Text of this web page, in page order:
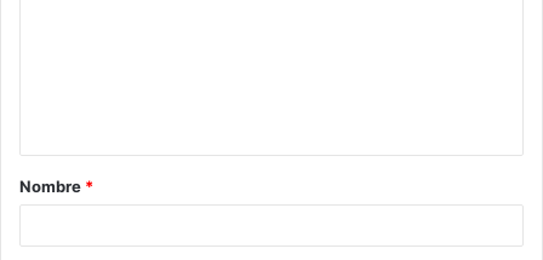
a
r
Nombre *